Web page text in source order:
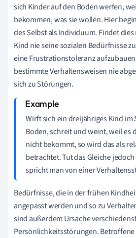
sich Kinder auf den Boden werfen,
bekommen, was sie wollen. Hier
des Selbst als Individuum. Findet
Kind nie seine sozialen Bedürfnisse
eine Frustrationstoleranz
bestimmte Verhaltensweisen nie
sich zu Störungen.
Wirft sich ein dreijähriges Kind im
Boden, schreit und weint, weil es
nicht bekommt, so wird das als
betrachtet. Tut das Gleiche
spricht man von einer
Bedürfnisse, die in der frühen
angepasst werden und so zu
sind außerdem Ursache
Persönlichkeitsstörungen.